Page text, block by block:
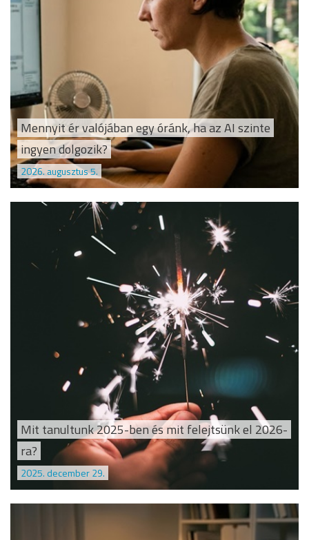
Mennyit ér valójában egy óránk, ha az AI szinte
ingyen dolgozik?
2026. augusztus 5.
Mit tanultunk 2025-ben és mit felejtsünk el 2026-
ra?
2025. december 29.